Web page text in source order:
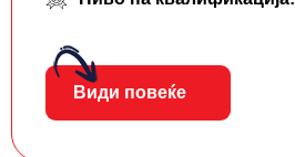
Види повеќе